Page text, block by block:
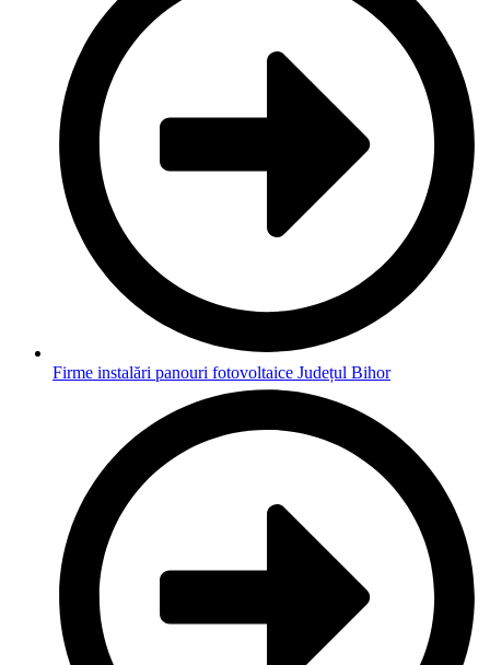
Firme instalări panouri fotovoltaice Județul Bihor